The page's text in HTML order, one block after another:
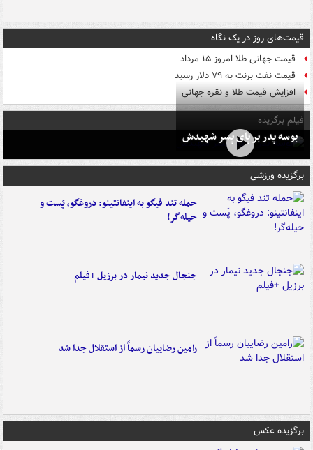
قیمت‌های روز در یک نگاه
قیمت جهانی طلا امروز ۱۵ مرداد
قیمت نفت برنت به ۷۹ دلار رسید
افزایش قیمت طلا و نقره جهانی
فیلم برگزیده
بوسه‌ پدر بر پای پسر شهیدش
برگزیده ورزشی
حمله تند فیگو به اینفانتینو: دروغگو، پَست‌ و
حیله‌گر!
جنجال جدید نیمار در برزیل +فیلم
رامین رضاییان رسماً از استقلال جدا شد
برگزیده عکس